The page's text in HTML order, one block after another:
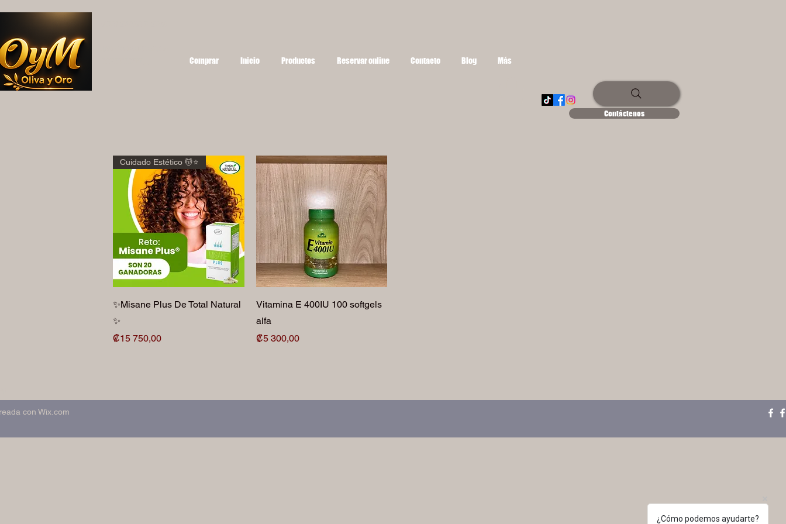
Comprar Inicio Productos Reservar online Contacto Blog Más
Contáctenos
Vista rápida
Cuidado Estético 💆⭐️
✨Misane Plus De Total Natural
✨
Precio
₡15 750,00
Vista rápida
Vitamina E 400IU 100 softgels
alfa
Precio
₡5 300,00
con Wix.com
¿Cómo podemos ayudarte?